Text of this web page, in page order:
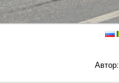
Автор: